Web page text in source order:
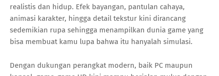
realistis dan hidup. Efek bayangan, pantulan cahaya,
animasi karakter, hingga detail tekstur kini dirancang
sedemikian rupa sehingga menampilkan dunia game yang
bisa membuat kamu lupa bahwa itu hanyalah simulasi.
Dengan dukungan perangkat modern, baik PC maupun